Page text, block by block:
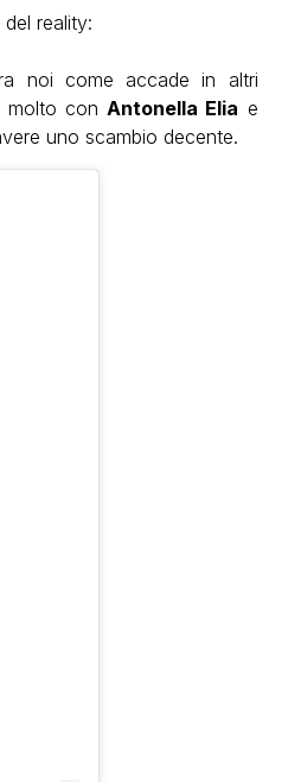
reality:
noi come accade in altri
molto conAntonella Elia e
uno scambio decente.